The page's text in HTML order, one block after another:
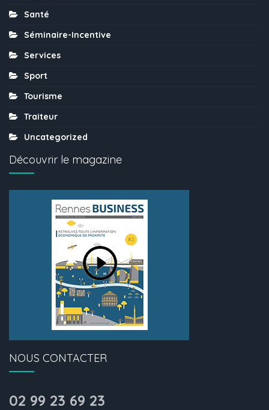
Santé
Séminaire-Incentive
Services
Sport
Tourisme
Traiteur
Uncategorized
Découvrir le magazine
NOUS CONTACTER
02 99 23 69 23